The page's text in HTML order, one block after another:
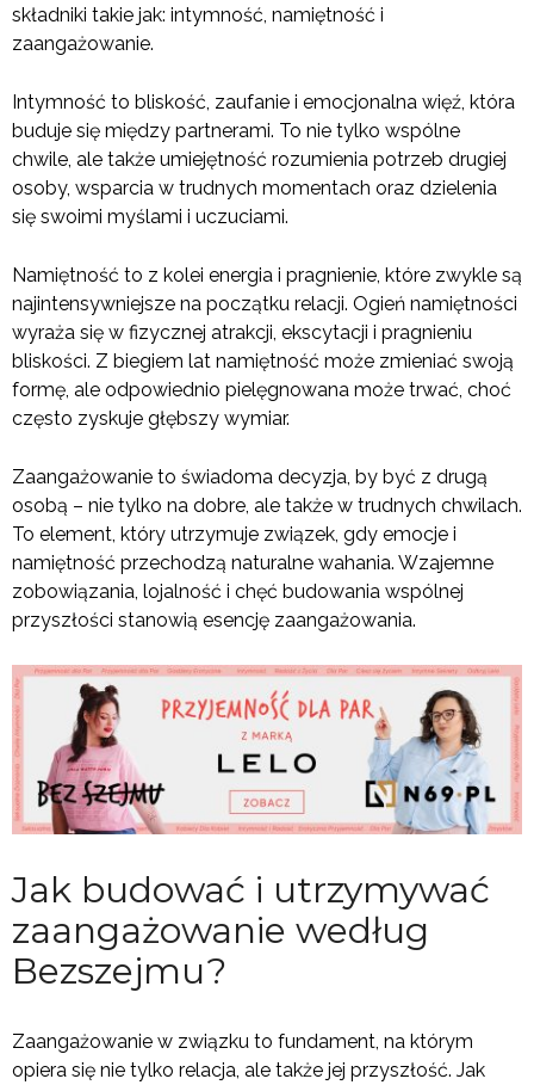
składniki takie jak: intymność, namiętność i
zaangażowanie.
Intymność to bliskość, zaufanie i emocjonalna więź, która
buduje się między partnerami. To nie tylko wspólne
chwile, ale także umiejętność rozumienia potrzeb drugiej
osoby, wsparcia w trudnych momentach oraz dzielenia
się swoimi myślami i uczuciami.
Namiętność to z kolei energia i pragnienie, które zwykle są
najintensywniejsze na początku relacji. Ogień namiętności
wyraża się w fizycznej atrakcji, ekscytacji i pragnieniu
bliskości. Z biegiem lat namiętność może zmieniać swoją
formę, ale odpowiednio pielęgnowana może trwać, choć
często zyskuje głębszy wymiar.
Zaangażowanie to świadoma decyzja, by być z drugą
osobą – nie tylko na dobre, ale także w trudnych chwilach.
To element, który utrzymuje związek, gdy emocje i
namiętność przechodzą naturalne wahania. Wzajemne
zobowiązania, lojalność i chęć budowania wspólnej
przyszłości stanowią esencję zaangażowania.
Jak budować i utrzymywać
zaangażowanie według
Bezszejmu?
Zaangażowanie w związku to fundament, na którym
opiera się nie tylko relacja, ale także jej przyszłość. Jak